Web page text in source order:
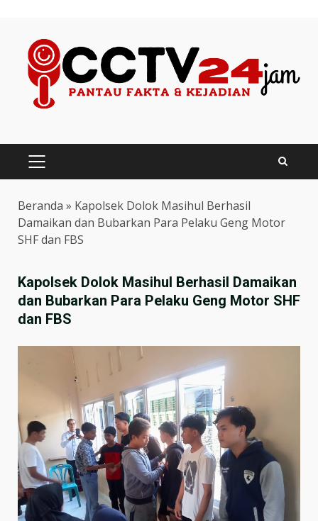
content
PRIMARY
MENU
Beranda » Kapolsek Dolok Masihul Berhasil
Damaikan dan Bubarkan Para Pelaku Geng Motor
SHF dan FBS
Kapolsek Dolok Masihul Berhasil Damaikan
dan Bubarkan Para Pelaku Geng Motor SHF
dan FBS